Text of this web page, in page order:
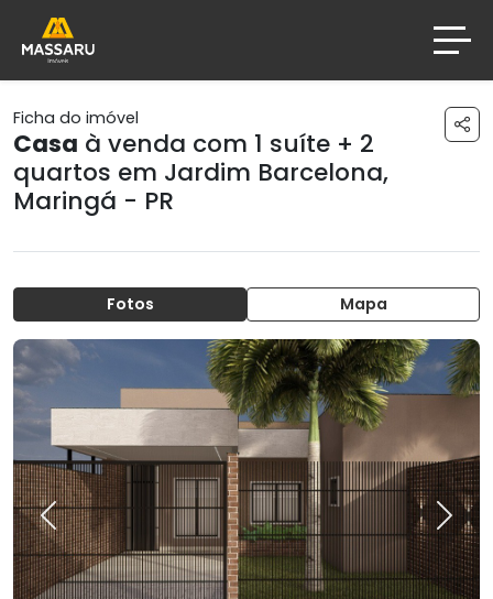
Ficha do imóvel
Casa à venda com 1 suíte + 2
quartos em Jardim Barcelona,
Maringá - PR
Fotos Mapa
Previous Next